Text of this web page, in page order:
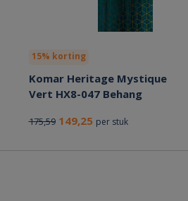
15% korting
Komar Heritage Mystique
Vert HX8-047 Behang
175,59 149,25 per stuk